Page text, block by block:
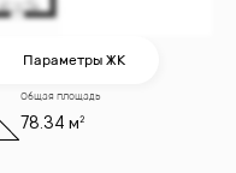
Параметры ЖК
Общая площадь
78.34 м²